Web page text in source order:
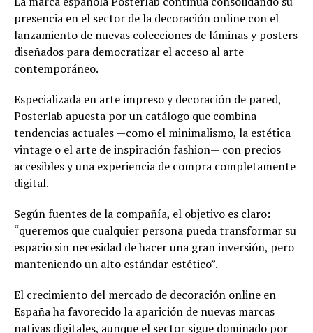
presencia en el sector de la decoración online con el
lanzamiento de nuevas colecciones de láminas y posters
diseñados para democratizar el acceso al arte
contemporáneo.
Especializada en arte impreso y decoración de pared,
Posterlab apuesta por un catálogo que combina
tendencias actuales —como el minimalismo, la estética
vintage o el arte de inspiración fashion— con precios
accesibles y una experiencia de compra completamente
digital.
Según fuentes de la compañía, el objetivo es claro:
“queremos que cualquier persona pueda transformar su
espacio sin necesidad de hacer una gran inversión, pero
manteniendo un alto estándar estético”.
El crecimiento del mercado de decoración online en
España ha favorecido la aparición de nuevas marcas
nativas digitales, aunque el sector sigue dominado por